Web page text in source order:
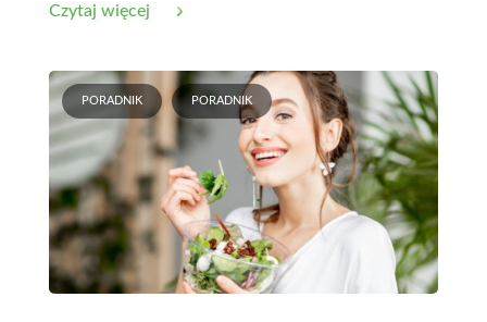
Czytaj więcej
PORADNIK PORADNIK